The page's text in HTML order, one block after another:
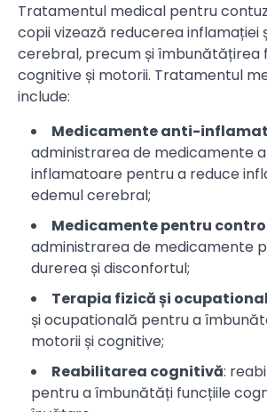
Tratamentul medical pentru
copii vizează reducerea inflamației
cerebral, precum și îmbunătățirea
cognitive și motorii. Tratamentul
include:
Medicamente anti-
administrarea de medicamente
inflamatoare pentru a reduce
edemul cerebral;
Medicamente pentru
administrarea de medicamente
durerea și disconfortul;
Terapia fizică și
și ocupatională pentru a
motorii și cognitive;
Reabilitarea cognitivă:
pentru a îmbunătăți funcțiile